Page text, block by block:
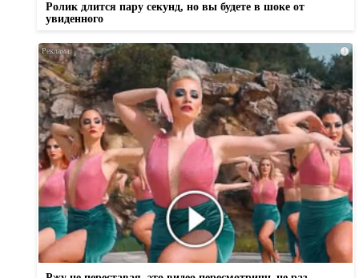
Ролик длится пару секунд, но вы будете в шоке от
увиденного
i